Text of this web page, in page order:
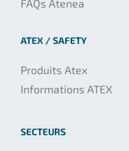
FAQs Atenea
ATEX / SAFETY
Produits Atex
Informations ATEX
SECTEURS